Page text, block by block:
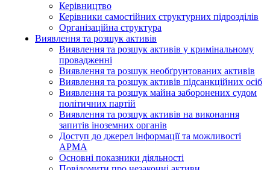
Керівництво
Керівники самостійних структурних підрозділів
Організаційна структура
Виявлення та розшук активів
Виявлення та розшук активів у кримінальному
провадженні
Виявлення та розшук необґрунтованих активів
Виявлення та розшук активів підсанкційних осіб
Виявлення та розшук майна заборонених судом
політичних партій
Виявлення та розшук активів на виконання
запитів іноземних органів
Доступ до джерел інформації та можливості
АРМА
Основні показники діяльності